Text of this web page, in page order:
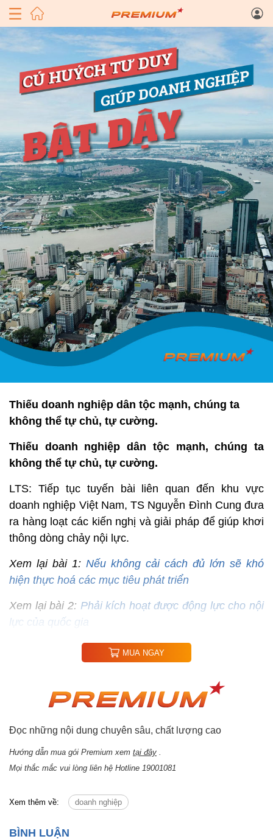
Thiếu doanh nghiệp dân tộc mạnh, chúng ta
không thể tự chủ, tự cường.
Thiếu doanh nghiệp dân tộc mạnh, chúng ta
không thể tự chủ, tự cường.
LTS: Tiếp tục tuyến bài liên quan đến khu vực
doanh nghiệp Việt Nam, TS Nguyễn Đình Cung đưa
ra hàng loạt các kiến nghị và giải pháp để giúp khơi
thông dòng chảy nội lực.
Xem lại bài 1: Nếu không cải cách đủ lớn sẽ khó
hiện thực hoá các mục tiêu phát triển
Xem lại bài 2: Phải kích hoạt được động lực cho nội
lực của quốc gia
MUA NGAY
Đọc những nội dung chuyên sâu, chất lượng cao
Hướng dẫn mua gói Premium xem tại đây
Mọi thắc mắc vui lòng liên hệ Hotline 19001081
Xem thêm về: doanh nghiệp